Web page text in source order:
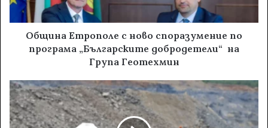
Община Етрополе с ново споразумение по
програма „Българските добродетели“ на
Група Геотехмин